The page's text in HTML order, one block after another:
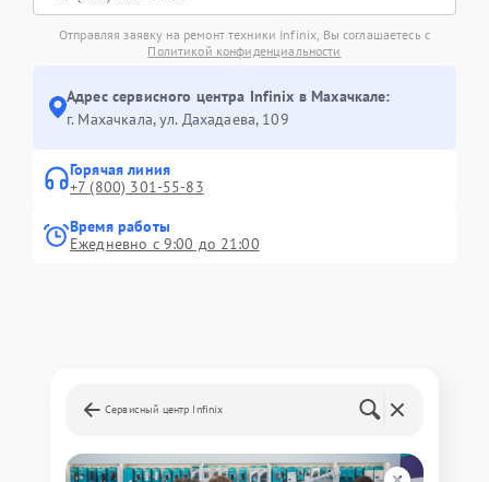
Отправляя заявку на ремонт техники Infinix, Вы соглашаетесь с
Политикой конфиденциальности
Адрес сервисного центра Infinix в Махачкале:
г. Махачкала, ул. Дахадаева, 109
Горячая линия
+7 (800) 301-55-83
Время работы
Ежедневно с 9:00 до 21:00
Сервисный центр Infinix